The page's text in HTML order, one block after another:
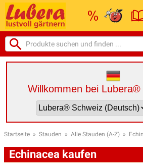
Willkommen bei Lubera®
Startseite » Stauden » Alle Stauden (A-Z) »
Echinacea kaufen